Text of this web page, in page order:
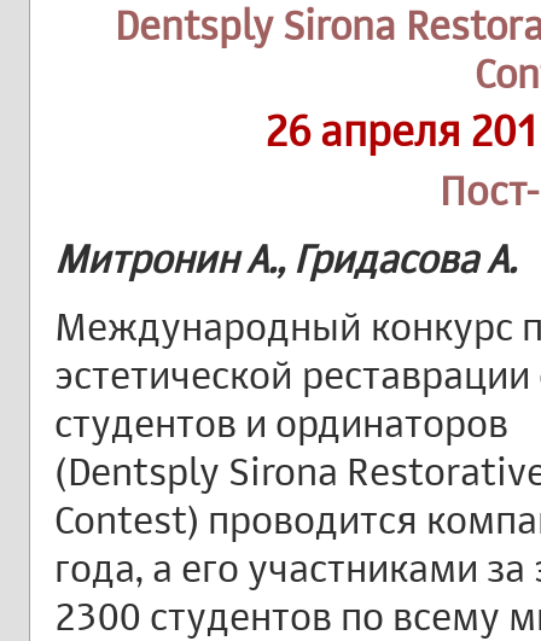
Dentsply Sirona
26 апреля
Митронин А., Гридасова А.
Международный конкурс
эстетической
студентов и ординаторов
(Dentsply Sirona
Contest) проводится
года, а его участниками
2300 студентов по всему